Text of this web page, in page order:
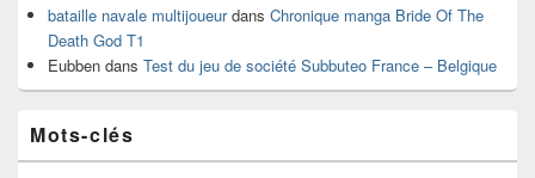
bataille navale multijoueurdans Chronique manga Bride Of The
Death God T1
Eubben dans Test du jeu de société Subbuteo France – Belgique
Mots-clés